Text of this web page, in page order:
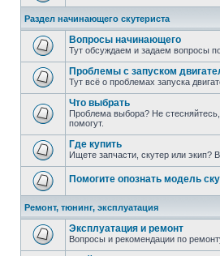
Раздел начинающего скутериста
Вопросы начинающего
Тут обсуждаем и задаем вопросы
Проблемы с запуском
Тут всё о проблемах запуска
Что выбрать
Проблема выбора? Не
помогут.
Где купить
Ищете запчасти, скутер или
Помогите опознать модель
Ремонт, тюнинг, эксплуатация
Эксплуатация и ремонт
Вопросы и рекомендации по